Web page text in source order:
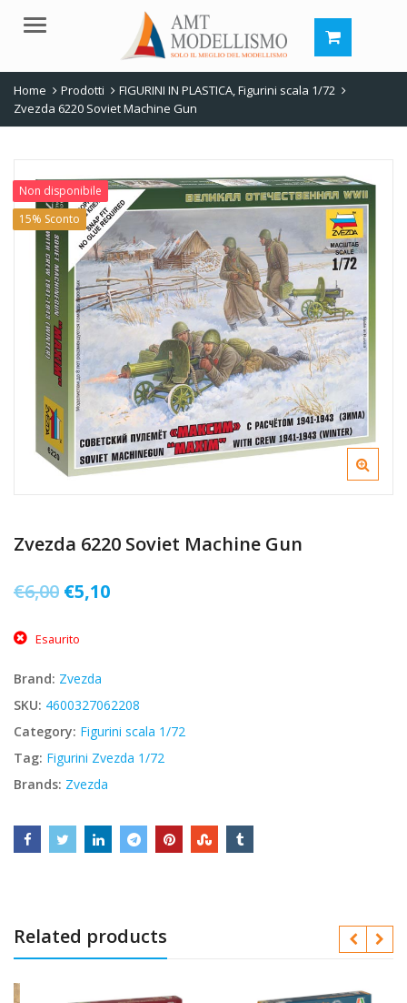
Menu
Home Prodotti FIGURINI IN PLASTICA,Figurini scala 1/72
Zvezda 6220 Soviet Machine Gun
Non disponibile
15% Sconto
Zvezda 6220 Soviet Machine Gun
€6,00 Il
originale
era:
€6,00.
€5,10Il
€5,10.
Esaurito
Brand: Zvezda
SKU: 4600327062208
Category: Figurini scala 1/72
Tag: Figurini Zvezda 1/72
Brands: Zvezda
Related products